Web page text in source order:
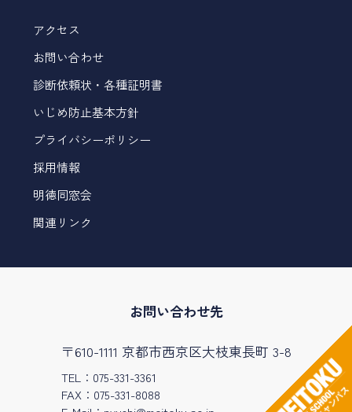
アクセス
お問い合わせ
診断依頼状・各種証明書
いじめ防止基本方針
プライバシーポリシー
採用情報
明徳同窓会
関連リンク
お問い合わせ先
〒610-1111 京都市西京区大枝東長町 3-8
TEL：075-331-3361
FAX：075-331-8088